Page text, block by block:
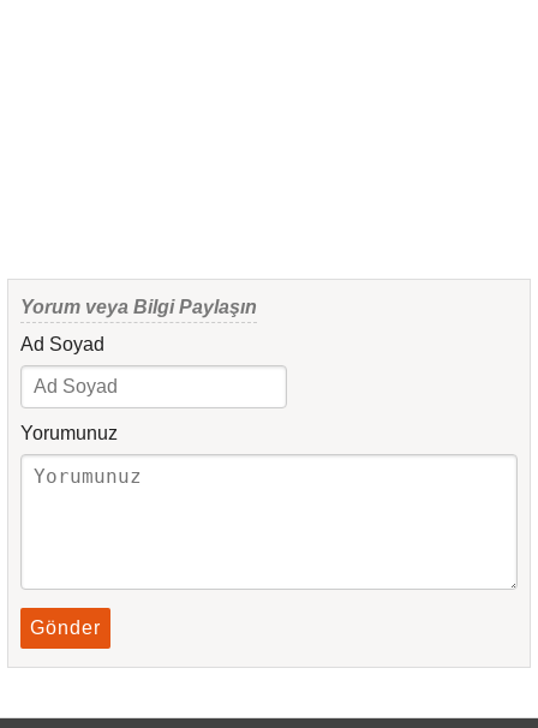
Yorum veya Bilgi Paylaşın
Ad Soyad
Yorumunuz
Gönder